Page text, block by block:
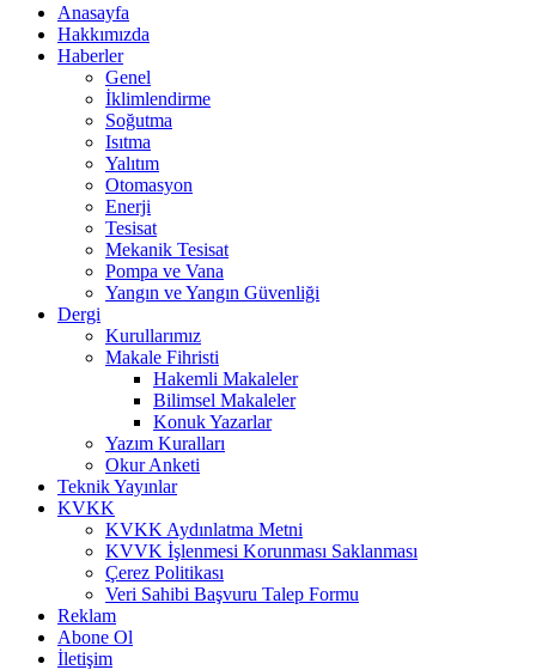
Anasayfa
Hakkımızda
Haberler
Genel
İklimlendirme
Soğutma
Isıtma
Yalıtım
Otomasyon
Enerji
Tesisat
Mekanik Tesisat
Pompa ve Vana
Yangın ve Yangın Güvenliği
Dergi
Kurullarımız
Makale Fihristi
Hakemli Makaleler
Bilimsel Makaleler
Konuk Yazarlar
Yazım Kuralları
Okur Anketi
Teknik Yayınlar
KVKK
KVKK Aydınlatma Metni
KVVK İşlenmesi Korunması Saklanması
Çerez Politikası
Veri Sahibi Başvuru Talep Formu
Reklam
Abone Ol
İletişim